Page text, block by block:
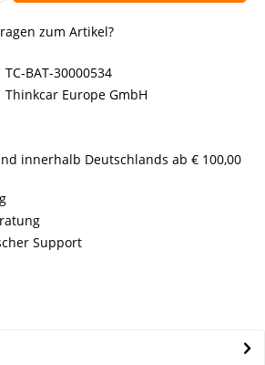
zum Artikel?
TC-BAT-30000534
Thinkcar Europe GmbH
innerhalb Deutschlands ab € 100,00
Support